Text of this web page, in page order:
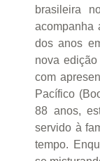
brasileira
acompanha
dos anos
nova
com
Pacífico
88 anos,
servido à
tempo.